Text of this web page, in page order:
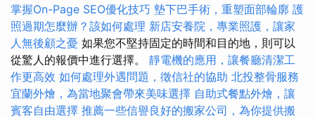
掌握On-Page SEO優化技巧 墊下巴手術，重塑面部輪廓 護
照過期怎麼辦？該如何處理 新店安養院，專業照護，讓家
人無後顧之憂 如果您不堅持固定的時間和目的地，則可以
從驚人的報價中進行選擇。 靜電機的應用，讓餐廳清潔工
作更高效 如何處理外遇問題，徵信社的協助 北投整骨服務
宜蘭外燴，為當地聚會帶來美味選擇 自助式餐點外燴，讓
賓客自由選擇 推薦一些信譽良好的搬家公司，為你提供搬